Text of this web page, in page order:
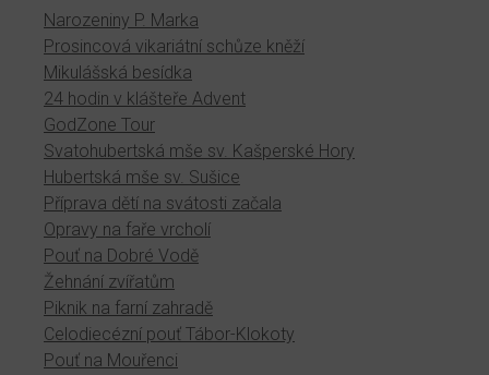
Narozeniny P. Marka
Prosincová vikariátní schůze kněží
Mikulášská besídka
24 hodin v klášteře Advent
GodZone Tour
Svatohubertská mše sv. Kašperské Hory
Hubertská mše sv. Sušice
Příprava dětí na svátosti začala
Opravy na faře vrcholí
Pouť na Dobré Vodě
Žehnání zvířatům
Piknik na farní zahradě
Celodiecézní pouť Tábor-Klokoty
Pouť na Mouřenci